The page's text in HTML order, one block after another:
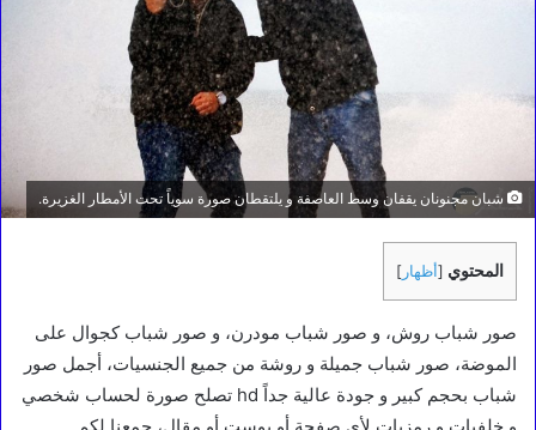
شبان مجنونان يقفان وسط العاصفة و يلتقطان صورة سوياً تحت الأمطار الغزيرة.
المحتوي [أظهار ]
صور شباب روش، و صور شباب مودرن، و صور شباب كجوال على
الموضة، صور شباب جميلة و روشة من جميع الجنسيات، أجمل صور
شباب بحجم كبير و جودة عالية جداً hd تصلح صورة لحساب شخصي